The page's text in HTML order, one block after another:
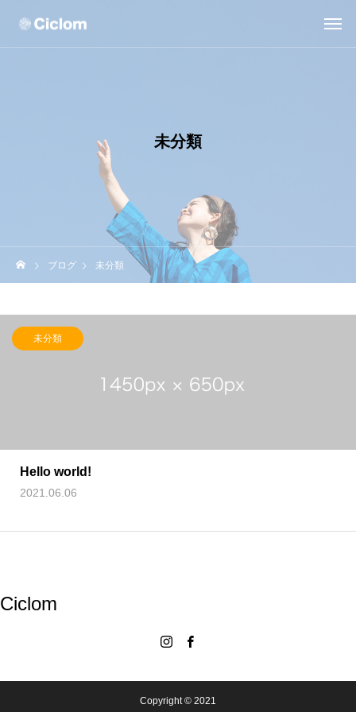
未分類
ブログ 未分類
未分類
Hello world!
2021.06.06
Ciclom
Copyright © 2021